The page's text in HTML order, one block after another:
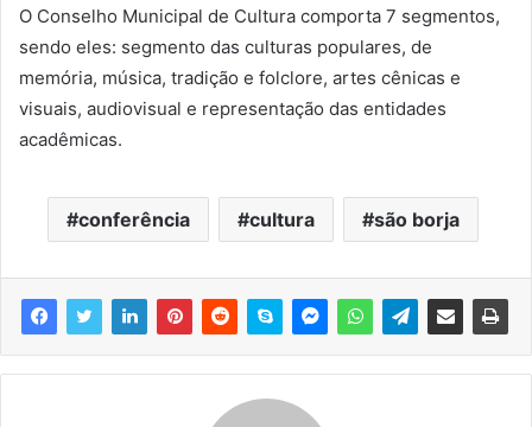
O Conselho Municipal de Cultura comporta 7 segmentos,
sendo eles: segmento das culturas populares, de
memória, música, tradição e folclore, artes cênicas e
visuais, audiovisual e representação das entidades
acadêmicas.
conferência cultura são borja